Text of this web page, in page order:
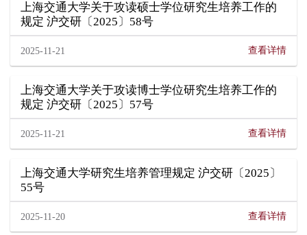
上海交通大学关于攻读硕士学位研究生培养工作的
规定 沪交研〔2025〕58号
2025-11-21 查看详情
上海交通大学关于攻读博士学位研究生培养工作的
规定 沪交研〔2025〕57号
2025-11-21 查看详情
上海交通大学研究生培养管理规定 沪交研〔2025〕
55号
2025-11-20 查看详情